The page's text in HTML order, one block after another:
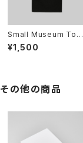
Small Museum Tote
bag
¥1,500
その他の商品